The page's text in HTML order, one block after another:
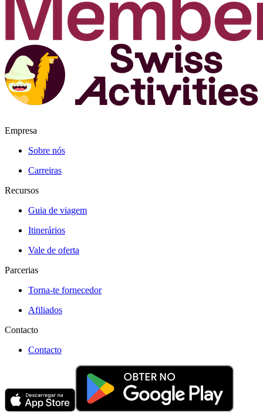
Empresa
Sobre nós
Carreiras
Recursos
Guia de viagem
Itinerários
Vale de oferta
Parcerias
Torna-te fornecedor
Afiliados
Contacto
Contacto